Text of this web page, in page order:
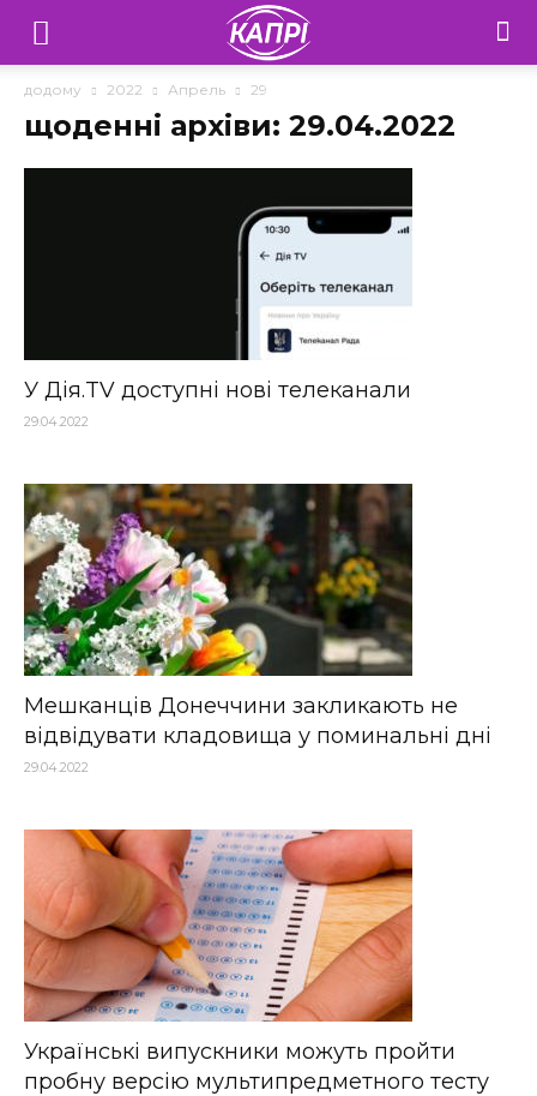
Телебачення
«Капрі»
додому 2022 Апрель 29
щоденні архіви: 29.04.2022
У Дія.TV доступні нові телеканали
29.04.2022
Мешканців Донеччини закликають не
відвідувати кладовища у поминальні дні
29.04.2022
Українські випускники можуть пройти
пробну версію мультипредметного тесту